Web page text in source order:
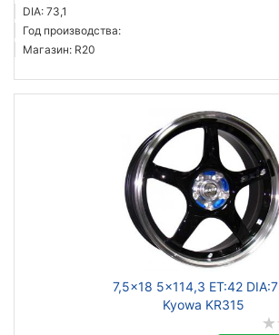
DIA: 73,1
Год производства:
Магазин: R20
7,5x18 5x114,3 ET:42
Kyowa KR315